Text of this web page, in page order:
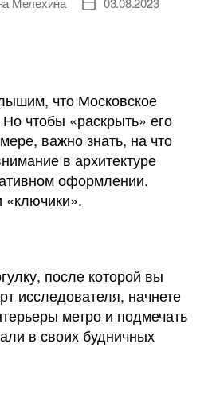
Дата
что Московское
чтобы «раскрыть» его
важно знать, на что
в архитектуре
оформлении.
после которой вы
исследователя, начнете
метро и подмечать
в своих будничных